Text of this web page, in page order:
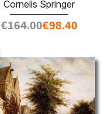
Cornelis Springer
€164.00€98.40